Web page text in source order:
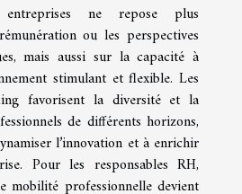
entreprises ne repose plus
ou les perspectives
mais aussi sur la capacité à
stimulant et flexible. Les
favorisent la diversité et la
de différents horizons,
l’innovation et à enrichir
Pour les responsables RH,
mobilité professionnelle devient